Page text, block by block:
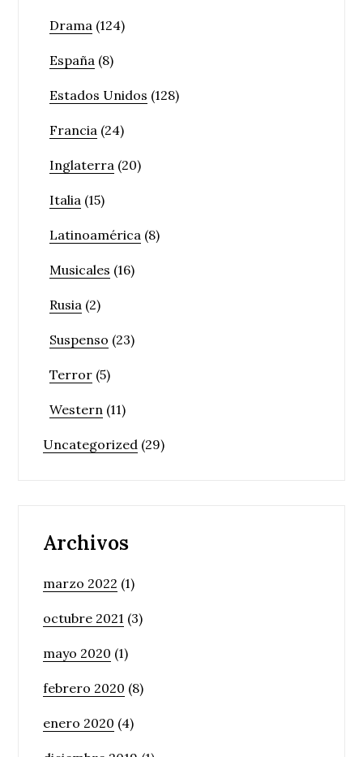
Drama (124)
España (8)
Estados Unidos (128)
Francia (24)
Inglaterra (20)
Italia (15)
Latinoamérica (8)
Musicales (16)
Rusia (2)
Suspenso (23)
Terror (5)
Western (11)
Uncategorized (29)
Archivos
marzo 2022 (1)
octubre 2021 (3)
mayo 2020 (1)
febrero 2020 (8)
enero 2020 (4)